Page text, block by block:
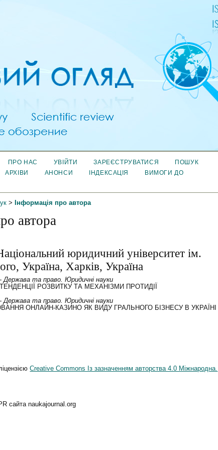
ПРО НАС УВІЙТИ ЗАРЕЄСТРУВАТИСЯ
ПОШУК
АРХІВИ АНОНСИ ІНДЕКСАЦІЯ
ВИМОГИ ДО
> Інформація про автора
автора
юридичний університет ім.
Україна, Харків, Україна
Держава та право. Юридичні науки
РОЗВИТКУ ТА МЕХАНІЗМИ ПРОТИДІЇ
Держава та право. Юридичні науки
ОНЛАЙН-КАЗИНО ЯК ВИДУ ГРАЛЬНОГО БІЗНЕСУ В УКРАЇНІ
Creative Commons Із зазначенням авторства 4.0 Міжнародна.